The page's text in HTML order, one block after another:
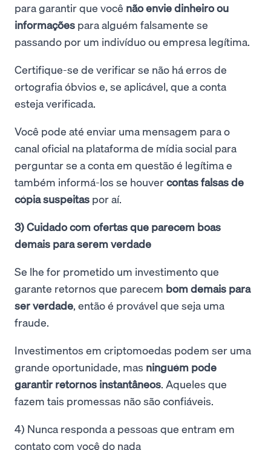
para garantir que você não envie dinheiro ou
informações para alguém falsamente se
passando por um indivíduo ou empresa legítima.
Certifique-se de verificar se não há erros de
ortografia óbvios e, se aplicável, que a conta
esteja verificada.
Você pode até enviar uma mensagem para o
canal oficial na plataforma de mídia social para
perguntar se a conta em questão é legítima e
também informá-los se houvercontas falsas de
cópia suspeitas por aí.
3) Cuidado com ofertas que parecem boas
demais para serem verdade
Se lhe for prometido um investimento que
garante retornos que parecem bom demais para
ser verdade, então é provável que seja uma
fraude.
Investimentos em criptomoedas podem ser uma
grande oportunidade, mas ninguém pode
garantir retornos instantâneos. Aqueles que
fazem tais promessas não são confiáveis.
4) Nunca responda a pessoas que entram em
contato com você do nada